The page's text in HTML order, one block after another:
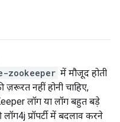
zookeeper में मौजूद होती
नहीं होनी चाहिए,
लॉग या लॉग बहुत बड़े
प्रॉपर्टी में बदलाव करने